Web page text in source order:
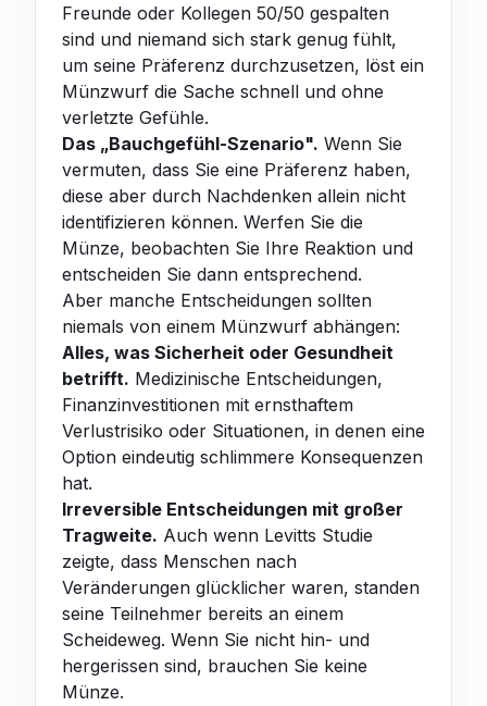
Freunde oder Kollegen 50/50 gespalten
sind und niemand sich stark genug fühlt,
um seine Präferenz durchzusetzen, löst ein
Münzwurf die Sache schnell und ohne
verletzte Gefühle.
Das „Bauchgefühl-Szenario". Wenn Sie
vermuten, dass Sie eine Präferenz haben,
diese aber durch Nachdenken allein nicht
identifizieren können. Werfen Sie die
Münze, beobachten Sie Ihre Reaktion und
entscheiden Sie dann entsprechend.
Aber manche Entscheidungen sollten
niemals von einem Münzwurf abhängen:
Alles, was Sicherheit oder Gesundheit
betrifft. Medizinische Entscheidungen,
Finanzinvestitionen mit ernsthaftem
Verlustrisiko oder Situationen, in denen eine
Option eindeutig schlimmere Konsequenzen
hat.
Irreversible Entscheidungen mit großer
Tragweite. Auch wenn Levitts Studie
zeigte, dass Menschen nach
Veränderungen glücklicher waren, standen
seine Teilnehmer bereits an einem
Scheideweg. Wenn Sie nicht hin- und
hergerissen sind, brauchen Sie keine
Münze.